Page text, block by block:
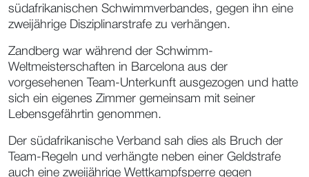
südafrikanischen Schwimmverbandes, gegen ihn eine
zweijährige Disziplinarstrafe zu verhängen.
Zandberg war während der Schwimm-
Weltmeisterschaften in Barcelona aus der
vorgesehenen Team-Unterkunft ausgezogen und hatte
sich ein eigenes Zimmer gemeinsam mit seiner
Lebensgefährtin genommen.
Der südafrikanische Verband sah dies als Bruch der
Team-Regeln und verhängte neben einer Geldstrafe
auch eine zweijährige Wettkampfsperre gegen